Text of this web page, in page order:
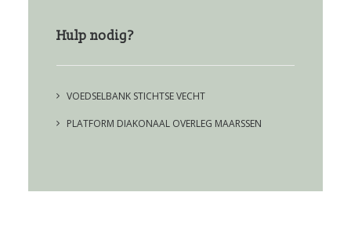
Hulp nodig?
VOEDSELBANK STICHTSE VECHT
PLATFORM DIAKONAAL OVERLEG MAARSSEN